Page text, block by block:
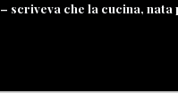
– scriveva che la cucina,